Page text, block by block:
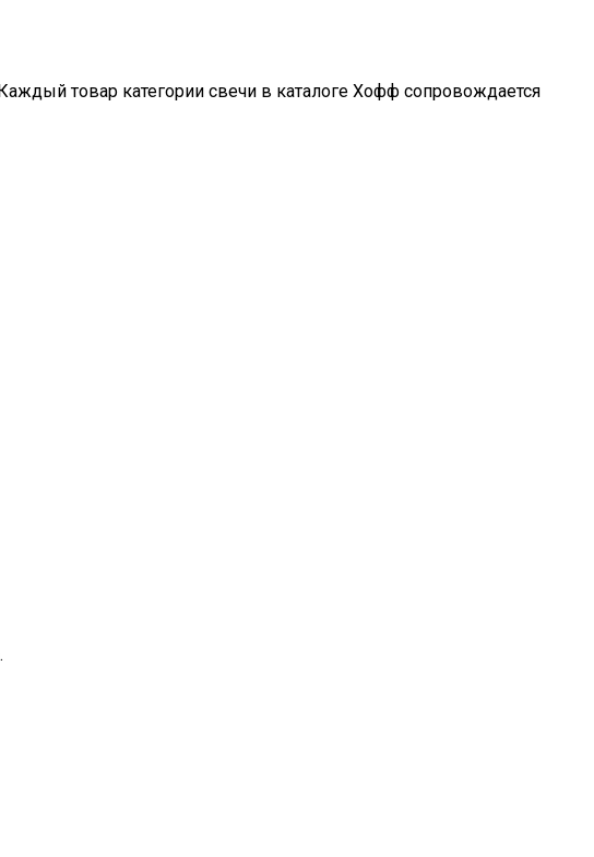
товар категории свечи в каталоге Хофф сопровождается